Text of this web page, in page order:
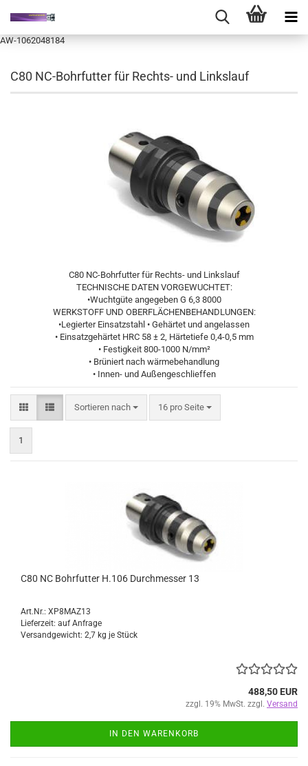
AW-1062048184
C80 NC-Bohrfutter für Rechts- und Linkslauf
C80 NC-Bohrfutter für Rechts- und Linkslauf
TECHNISCHE DATEN VORGEWUCHTET:
•Wuchtgüte angegeben G 6,3 8000
WERKSTOFF UND OBERFLÄCHENBEHANDLUNGEN:
•Legierter Einsatzstahl • Gehärtet und angelassen
• Einsatzgehärtet HRC 58 ± 2, Härtetiefe 0,4-0,5 mm
• Festigkeit 800-1000 N/mm²
• Brüniert nach wärmebehandlung
• Innen- und Außengeschlieffen
Sortieren nach
Sortieren nach 16 pro Seite
pro Seite
1
C80 NC Bohrfutter H.106 Durchmesser 13
Art.Nr.: XP8MAZ13
Lieferzeit: auf Anfrage
Versandgewicht: 2,7 kg je Stück
488,50 EUR
zzgl. 19% MwSt. zzgl. Versand
IN DEN WARENKORB